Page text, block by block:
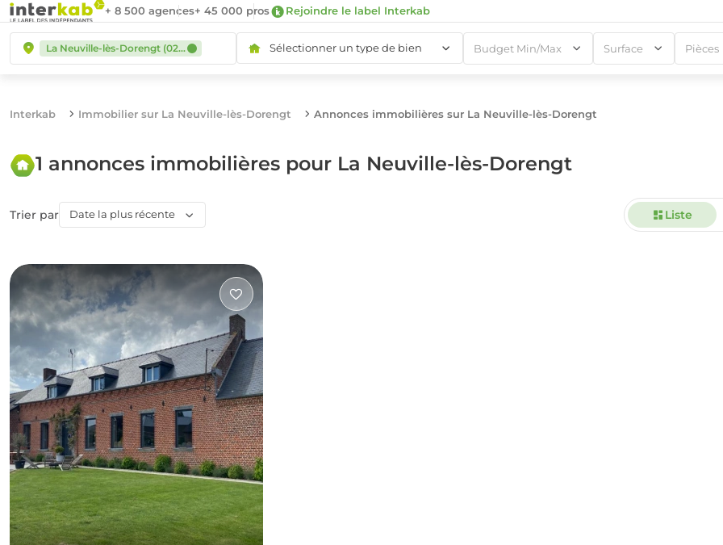
+ 8 500 agences+ 45 000 pros Rejoindre le label Interkab
La Neuville-lès-Dorengt (02450) Sélectionner un type de bien Budget Min/Max Surface Pièces
Interkab Immobilier sur La Neuville-lès-Dorengt Annonces immobilières sur La Neuville-lès-Dorengt
1 annonces immobilières pour La Neuville-lès-Dorengt
Trier par Date la plus récente Liste